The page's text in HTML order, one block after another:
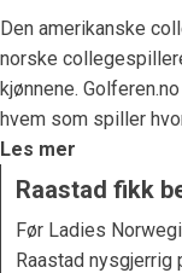
Den amerikanske
norske
kjønnene.
hvem som spiller
Les mer
Raastad fikk
Før Ladies
Raastad nysgjerrig